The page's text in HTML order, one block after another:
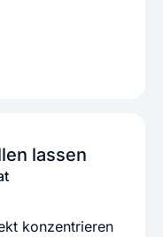
lassen
konzentrieren